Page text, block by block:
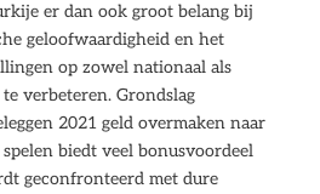
er dan ook groot belang bij
geloofwaardigheid en het
op zowel nationaal als
verbeteren. Grondslag
2021 geld overmaken naar
biedt veel bonusvoordeel
geconfronteerd met dure